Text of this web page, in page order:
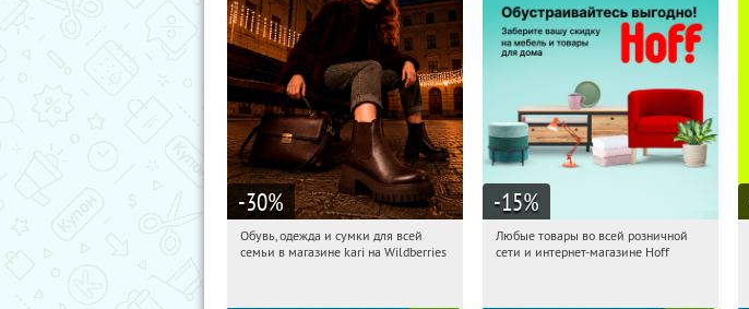
-30%
10:04:35 Получили:
Обувь, одежда и сумки для всей
семьи в магазине kari на Wildberries
-15%
10:04:35 Получили:
Любые товары во всей розничной
сети и интернет-магазине Hoff